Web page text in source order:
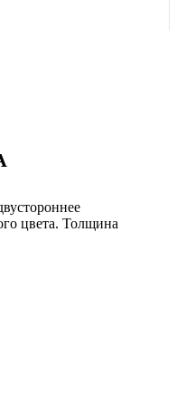
цвета. Толщина